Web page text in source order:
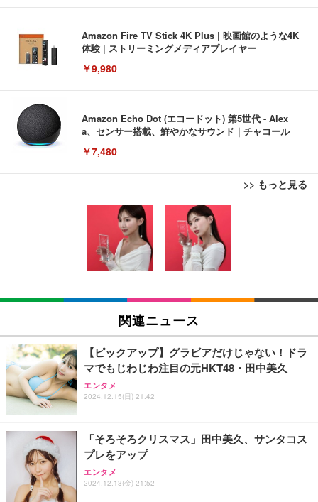
Amazon Fire TV Stick 4K Plus | 映画館のような4K
体験 | ストリーミングメディアプレイヤー
￥9,980
Amazon Echo Dot (エコードット) 第5世代 - Alex
a、センサー搭載、鮮やかなサウンド｜チャコール
￥7,480
>> もっと見る
[EdoErgo] オフィスチェア 椅子 テレワーク 疲れな
い 跳ね上げ式アームレスト コンパクト 約105度ロッ
キング pc 事務椅子 360度回転 座面昇降 強化ナイロ
ン樹脂ベース 通気性メッシュ 在宅ワーク H-WY01
(黒網+黒枠+黒足)
￥5,699
SIHOO B100 オフィスチェア／デスクチェア メッシ
ュチェア 人間工学 疲れない ブラック
￥27,999
Sezlife オフィスチェア デスクチェア 疲れない テレ
ワーク チェア 強化バックレスト 30度ロッキング機
能 人間工学 椅子 腰サポート 90度跳ね上げ式アーム
務用 おしゃれ パソコンチェア (ブラック)
Sezlife オフィスチェア デスクチェア 疲れない テレ
ワーク チェア 強化バックレスト 30度ロッキング機
能 人間工学 椅子 腰サポート 90度跳ね上げ式アーム
EIZO ビジネス向けプレミアムモニター | FlexScan
EV3240X-WT | 31.5型4K UHD・USB Type-C・ホワ
イト
￥105,595
EIZO ビジネス向けプレミアムモニター | FlexScan
￥109,572
【純正品】27"ゲーミングモニター DualSense 充電
フック付き（CFI-ZDM1J）
【整備済み品】Dell E2724HS 27インチ 液晶モニタ
ー フルHD（1920×1080）VA 非光沢 HDMI/DisplayP
ort/VGA スピーカー内蔵 高さ調整 スイベル VESA対
Amazonベーシック ペットシーツ 薄型 レギュラー 1
回使い捨て 無香料 ホワイト 300枚
￥3,373
Amazonベーシック ペットシーツ 厚型 ワイド 42枚
x2袋(84枚) ホワイト(吸収面:ライトブルー)
￥3,234
ネオ・ルーライフ ネオ・オムツ L 中型犬用 26枚入
り 単品
Smart Basic(スマートベーシック) 【Amazon.co.jp
限定】 Smart Basic アイリスオーヤマ ペットシーツ
超厚型 お徳用 ワイド 100枚入 (x 1) (ケース販売)
関連ニュース
【ピックアップ】グラビアだけじゃない！ドラ
マでもじわじわ注目の元HKT48・田中美久
エンタメ
2024.12.15(日) 21:42
「そろそろクリスマス」田中美久、サンタコス
プレをアップ
エンタメ
2024.12.13(金) 21:52